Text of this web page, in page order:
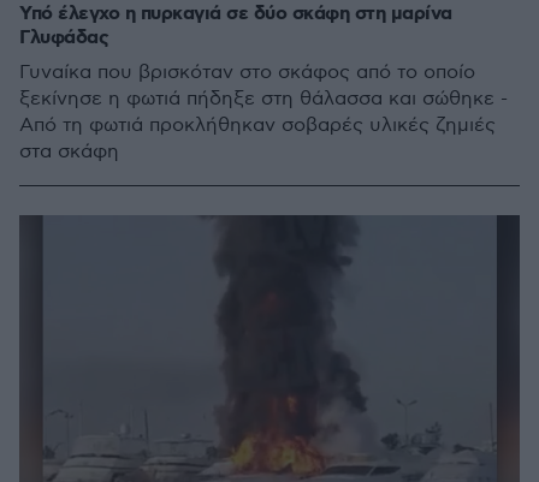
Υπό έλεγχο η πυρκαγιά σε δύο σκάφη στη μαρίνα
Γλυφάδας
Γυναίκα που βρισκόταν στο σκάφος από το οποίο
ξεκίνησε η φωτιά πήδηξε στη θάλασσα και σώθηκε -
Από τη φωτιά προκλήθηκαν σοβαρές υλικές ζημιές
στα σκάφη